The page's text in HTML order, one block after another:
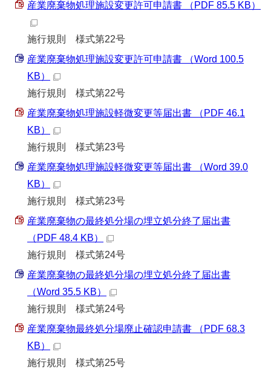
産業廃棄物処理施設変更許可申請書 （PDF 85.5 KB）
施行規則 様式第22号
産業廃棄物処理施設変更許可申請書 （Word 100.5
KB）
施行規則 様式第22号
産業廃棄物処理施設軽微変更等届出書 （PDF 46.1
KB）
施行規則 様式第23号
産業廃棄物処理施設軽微変更等届出書 （Word 39.0
KB）
施行規則 様式第23号
産業廃棄物の最終処分場の埋立処分終了届出書
（PDF 48.4 KB）
施行規則 様式第24号
産業廃棄物の最終処分場の埋立処分終了届出書
（Word 35.5 KB）
施行規則 様式第24号
産業廃棄物最終処分場廃止確認申請書 （PDF 68.3
KB）
施行規則 様式第25号